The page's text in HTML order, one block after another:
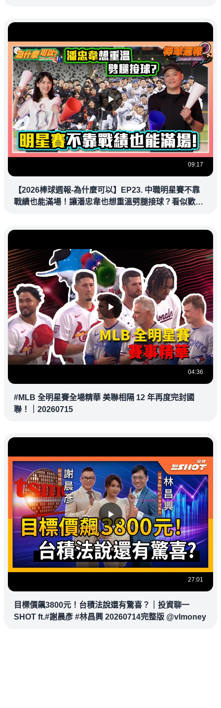
09:17
【2026棒球週報-為什麼可以】EP23. 中職明星賽不靠
戰績也能滿場！讓潘忠韋也想重溫劈腿接球？看似歡樂
04:36
#MLB 全明星賽全場精華 美聯相隔 12 年再度完封國
聯！｜20260715
27:01
目標價飆3800元！台積法說還有驚喜？｜投資聊一
SHOT ft.#謝晨彥 #林昌興 20260714完整版 @vlmoney